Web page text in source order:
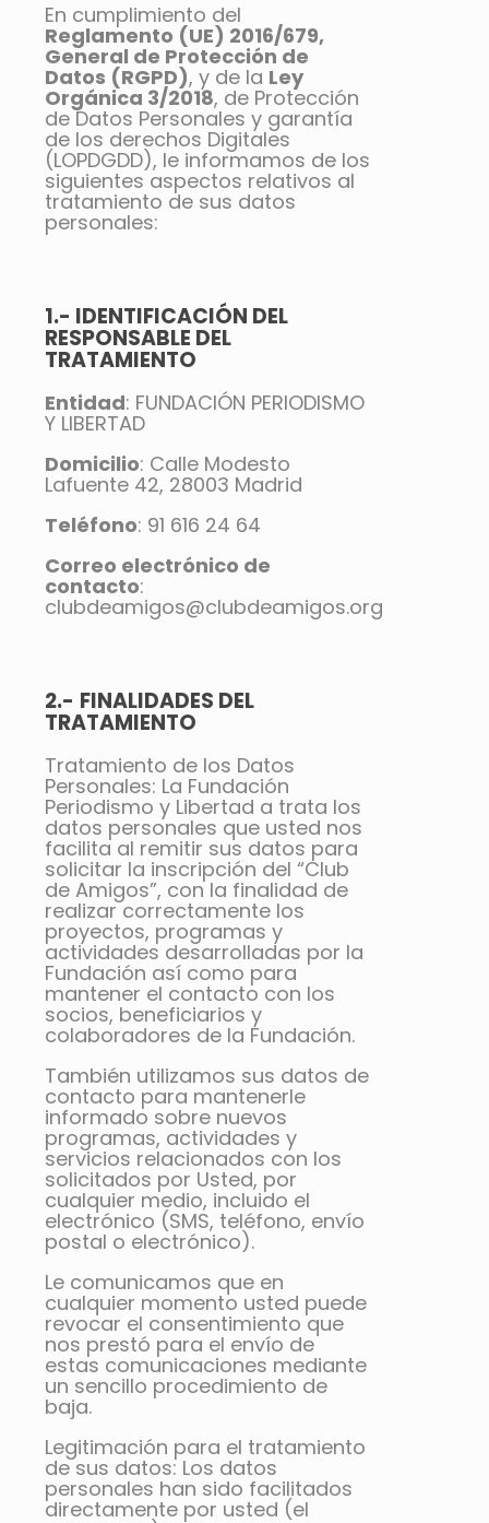
En cumplimiento del
Reglamento (UE) 2016/679,
General de Protección de
Datos (RGPD), y de la Ley
Orgánica 3/2018, de Protección
de Datos Personales y garantía
de los derechos Digitales
(LOPDGDD), le informamos de los
siguientes aspectos relativos al
tratamiento de sus datos
personales:
1.- IDENTIFICACIÓN DEL
RESPONSABLE DEL
TRATAMIENTO
Entidad: FUNDACIÓN PERIODISMO
Y LIBERTAD
Domicilio: Calle Modesto
Lafuente 42, 28003 Madrid
Teléfono: 91 616 24 64
Correo electrónico de
contacto:
clubdeamigos@clubdeamigos.org
2.- FINALIDADES DEL
TRATAMIENTO
Tratamiento de los Datos
Personales: La Fundación
Periodismo y Libertad a trata los
datos personales que usted nos
facilita al remitir sus datos para
solicitar la inscripción del “Club
de Amigos”, con la finalidad de
realizar correctamente los
proyectos, programas y
actividades desarrolladas por la
Fundación así como para
mantener el contacto con los
socios, beneficiarios y
colaboradores de la Fundación.
También utilizamos sus datos de
contacto para mantenerle
informado sobre nuevos
programas, actividades y
servicios relacionados con los
solicitados por Usted, por
cualquier medio, incluido el
electrónico (SMS, teléfono, envío
postal o electrónico).
Le comunicamos que en
cualquier momento usted puede
revocar el consentimiento que
nos prestó para el envío de
estas comunicaciones mediante
un sencillo procedimiento de
baja.
Legitimación para el tratamiento
de sus datos: Los datos
personales han sido facilitados
directamente por usted (el